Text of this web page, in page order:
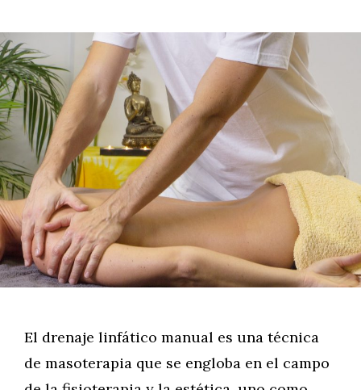
El drenaje linfático manual es una técnica
de masoterapia que se engloba en el campo